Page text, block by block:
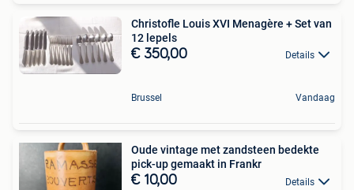
Christofle Louis XVI Menagère + Set van
12 lepels
€ 350,00 Details
Brussel Vandaag
Oude vintage met zandsteen bedekte
pick-up gemaakt in Frankr
€ 10,00 Details